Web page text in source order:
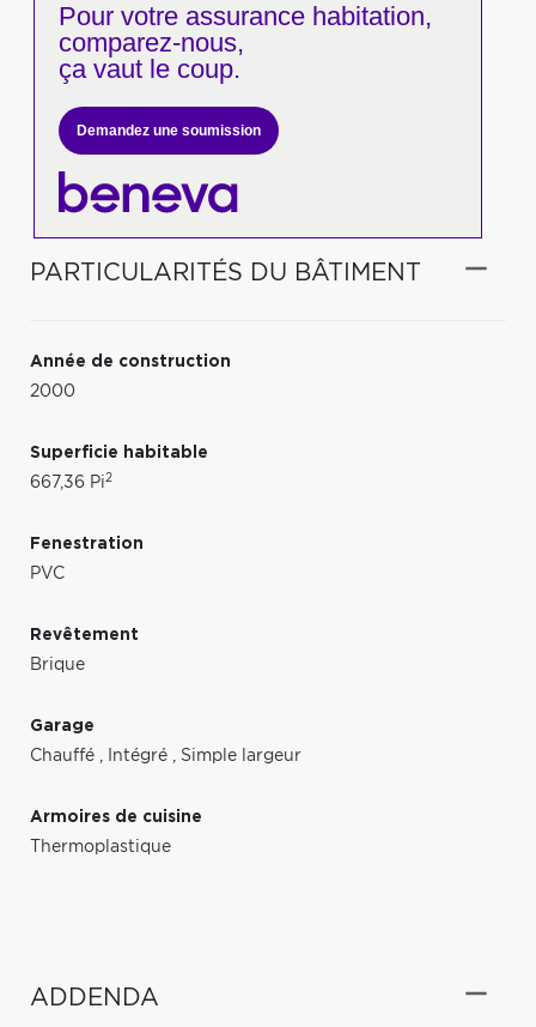
Pour votre assurance habitation,
comparez-nous,
ça vaut le coup.
Demandez une soumission
PARTICULARITÉS DU BÂTIMENT
Année de construction
2000
Superficie habitable
667,36 Pi2
Fenestration
PVC
Revêtement
Brique
Garage
Chauffé , Intégré , Simple largeur
Armoires de cuisine
Thermoplastique
ADDENDA